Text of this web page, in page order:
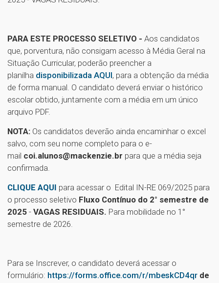
PARA ESTE PROCESSO SELETIVO - Aos candidatos
que, porventura, não consigam acesso à Média Geral na
Situação Curricular, poderão preencher a
planilha disponibilizada AQUI, para a obtenção da média
de forma manual. O candidato deverá enviar o histórico
escolar obtido, juntamente com a média em um único
arquivo PDF.
NOTA: Os candidatos deverão ainda encaminhar o excel
salvo, com seu nome completo para o e-
mail coi.alunos@mackenzie.br para que a média seja
confirmada.
CLIQUE AQUI para acessar o Edital IN-RE 069/2025 para
o processo seletivo Fluxo Contínuo do 2° semestre de
2025 - VAGAS RESIDUAIS. Para mobilidade no 1°
semestre de 2026.
Para se Inscrever, o candidato deverá acessar o
formulário: https://forms.office.com/r/mbeskCD4qr de